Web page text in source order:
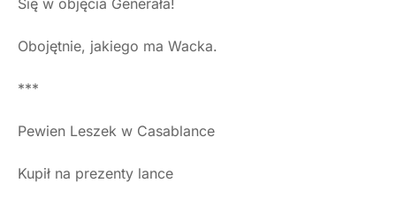
Się w objęcia Generała!
Obojętnie, jakiego ma Wacka.
***
Pewien Leszek w Casablance
Kupił na prezenty lance